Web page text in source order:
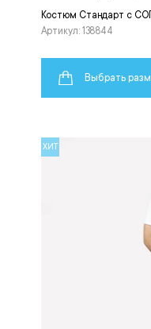
Костюм Стандарт с
Артикул: 138844
Выбрать
ХИТ